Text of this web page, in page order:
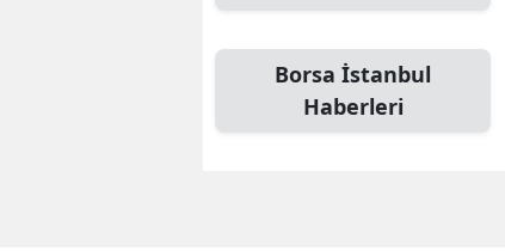
Borsa İstanbul
Haberleri